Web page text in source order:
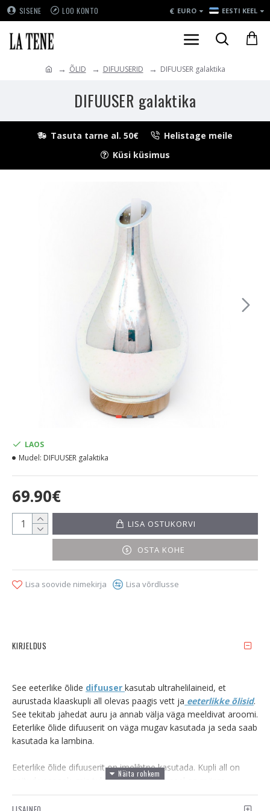
SISENE LOO KONTO € EURO EESTI KEEL
ÕLID DIFUUSERID DIFUUSER galaktika
DIFUUSER galaktika
Tasuta tarne al. 50€
Helistage meile
Küsi küsimus
69.90€
LAOS
Mudel: DIFUUSER galaktika
LISA OSTUKORVI
OSTA KOHE
Lisa soovide nimekirja Lisa võrdlusse
KIRJELDUS
See eeterlike õlide difuuser kasutab ultrahelilaineid, et
aurustada klaaskupli all olevas paagis vett ja eeterlikke õlisid.
See tekitab jahedat auru ja annab välja väga meeldivat aroomi.
Eeterlike õlide difuuserit on väga mugav kasutada ja seda saab
kasutada ka lambina.
Eeterlike õlide difuuserit on imelihtne kasutada. Kupli all on
peitud veepaak, mis tuleb täita veega ja seal on märge
olemas, kui palju vett tohib üldse paaki lisada. Vee peale
tilgutad nii palju eeterlikku õli, kui soovid. Kõiki